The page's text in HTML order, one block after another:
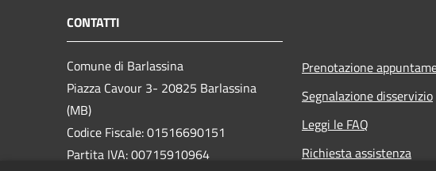
CONTATTI
Comune di Barlassina
Piazza Cavour 3- 20825 Barlassina
(MB)
Codice Fiscale: 01516690151
Partita IVA: 00715910964
Prenotazione
Segnalazione disservizio
Leggi le FAQ
Richiesta assistenza